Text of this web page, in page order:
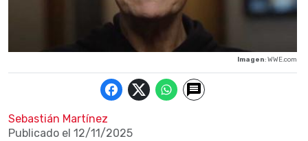
Imagen: WWE.com
Sebastián Martínez
Publicado el 12/11/2025